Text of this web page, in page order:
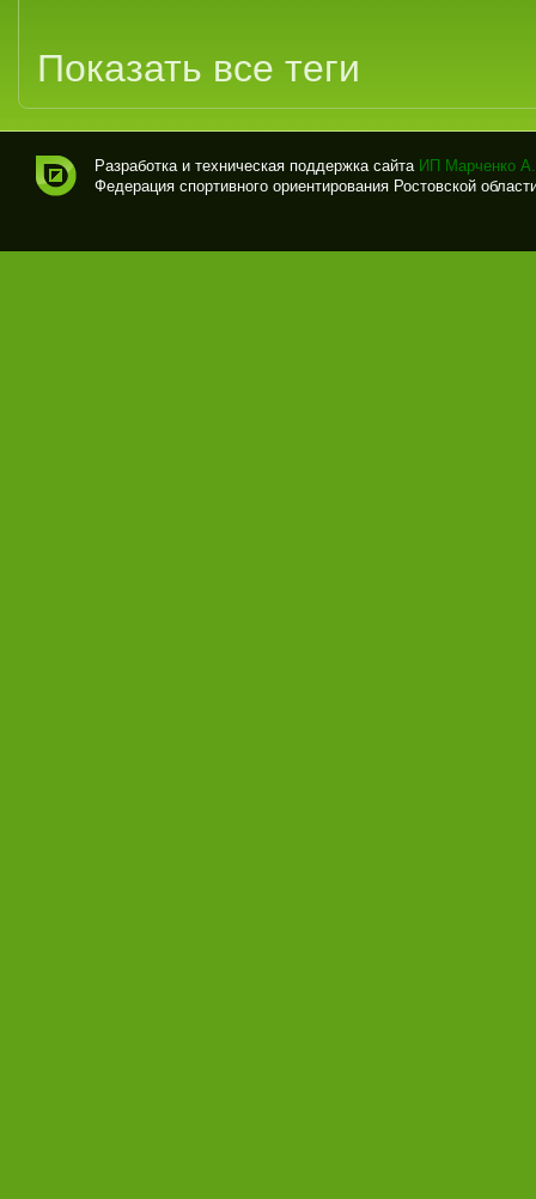
Показать все теги
вно
Разработка и техническая поддержка сайта ИП Марченко
Федерация спортивного ориентирования Ростовской